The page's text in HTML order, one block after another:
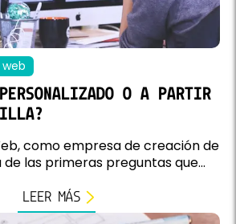
O A PARTIR
como empresa de creación de
de las primeras preguntas que...
LEER MÁS